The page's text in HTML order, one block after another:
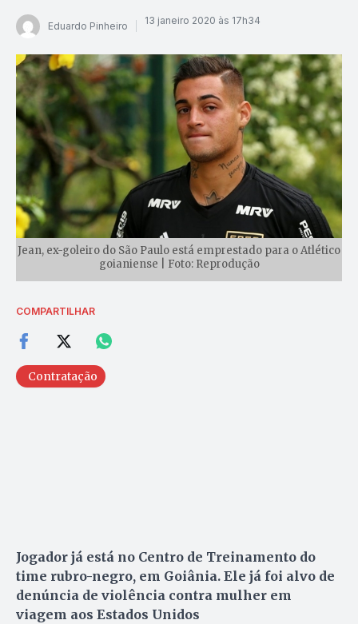
Eduardo Pinheiro 13 janeiro 2020 às 17h34
Jean, ex-goleiro do São Paulo está emprestado para o Atlético
goianiense | Foto: Reprodução
COMPARTILHAR
Contratação
Jogador já está no Centro de Treinamento do
time rubro-negro, em Goiânia. Ele já foi alvo de
denúncia de violência contra mulher em
viagem aos Estados Unidos